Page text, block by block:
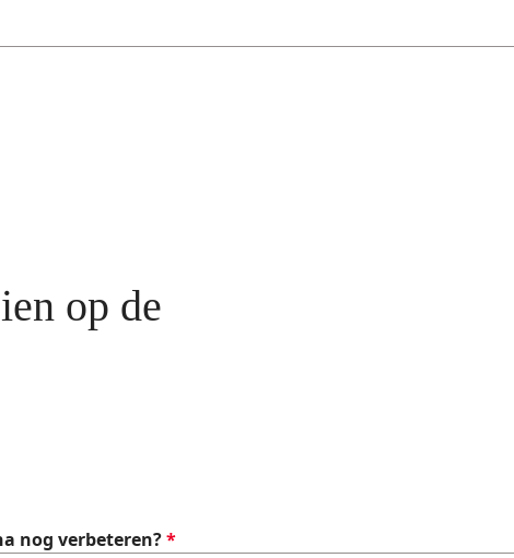
op de
nog verbeteren?*